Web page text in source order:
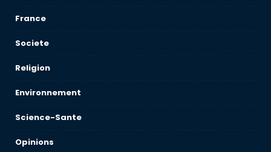
France
Societe
Religion
Environnement
Science-Sante
Opinions